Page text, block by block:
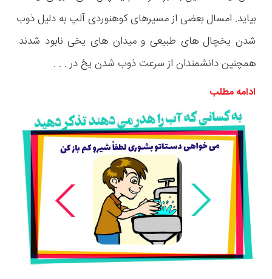
بیاید. امسال بعضی از مسیرهای کوهنوردی آلپ به دلیل ذوب
شدن یخچال های طبیعی و میدان های یخی نابود شدند.
همچنین دانشمندان از سرعت ذوب شدن یخ در . . .
ادامه مطلب